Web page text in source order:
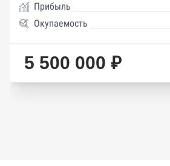
Прибыль
Окупаемость
5 500 000 ₽